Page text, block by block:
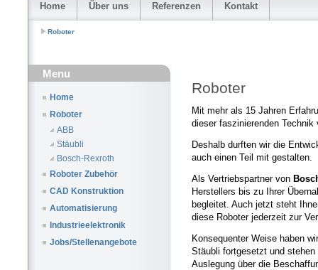
Home Über uns Referenzen Kontakt
Roboter
Menu
Home
Roboter
ABB
Stäubli
Bosch-Rexroth
Roboter Zubehör
CAD Konstruktion
Automatisierung
Industrieelektronik
Jobs/Stellenangebote
Roboter
Mit mehr als 15 Jahren
dieser faszinierenden Technik
Deshalb durften wir die
auch einen Teil mit gestalten.
Als Vertriebspartner von
Herstellers bis zu Ihrer
begleitet. Auch jetzt steht
diese Roboter jederzeit zur
Konsequenter Weise haben
Stäubli fortgesetzt und
Auslegung über die